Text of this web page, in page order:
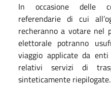
In occasione delle
referendarie di cui
recheranno a votare nel
elettorale potranno
viaggio applicate da
relativi servizi di
sinteticamente riepilogate.